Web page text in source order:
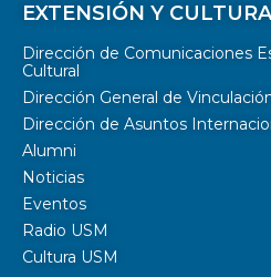
EXTENSIÓN Y CULTURA
Dirección de Comunicaciones
Cultural
Dirección General de
Dirección de Asuntos
Alumni
Noticias
Eventos
Radio USM
Cultura USM